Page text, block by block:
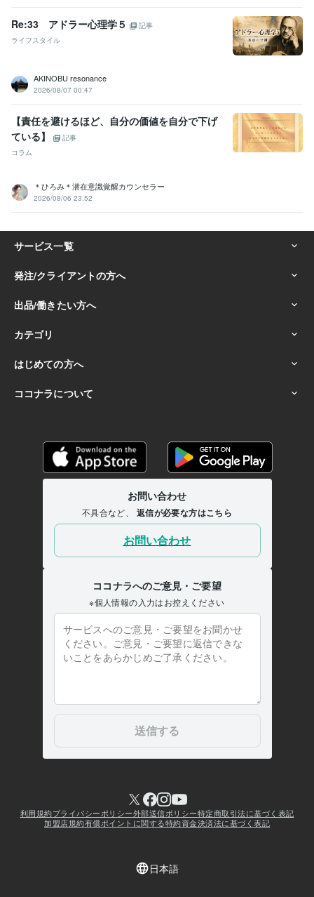
Re:33 アドラー心理学５
記事
ライフスタイル
AKINOBU resonance
2026/08/07 00:47
【責任を避けるほど、自分の価値を自分で下げ
ている】
記事
コラム
＊ひろみ＊潜在意識覚醒カウンセラー
2026/08/06 23:52